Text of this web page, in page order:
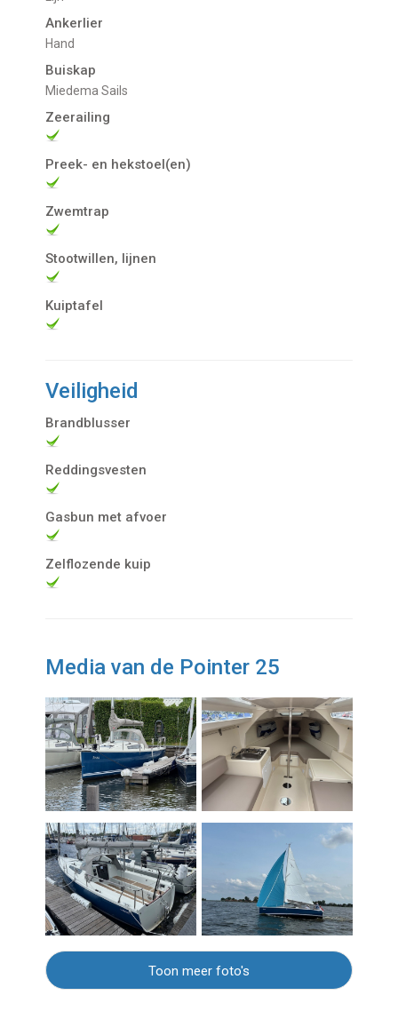
Ankerlier
Hand
Buiskap
Miedema Sails
Zeerailing
Preek- en hekstoel(en)
Zwemtrap
Stootwillen, lijnen
Kuiptafel
Veiligheid
Brandblusser
Reddingsvesten
Gasbun met afvoer
Zelflozende kuip
Media van de Pointer 25
Toon meer foto's